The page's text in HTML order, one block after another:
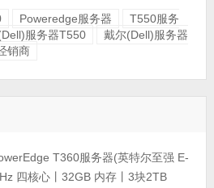
Poweredge服务器
T550服务
服务器T550
戴尔(Dell)服务器
销商
T360服务器(英特尔至强 E-
四核心丨32GB 内存丨3块2TB